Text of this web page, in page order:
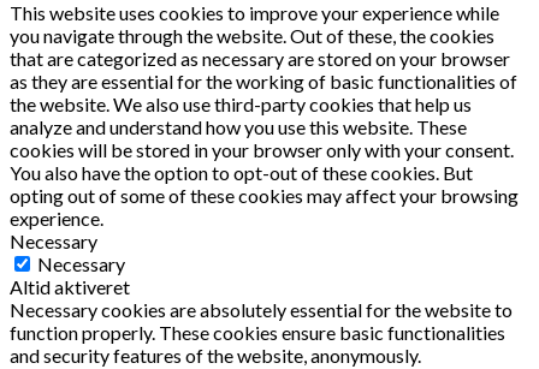
This website uses cookies to improve your experience while
you navigate through the website. Out of these, the cookies
that are categorized as necessary are stored on your browser
as they are essential for the working of basic functionalities of
the website. We also use third-party cookies that help us
analyze and understand how you use this website. These
cookies will be stored in your browser only with your consent.
You also have the option to opt-out of these cookies. But
opting out of some of these cookies may affect your browsing
experience.
Necessary
Necessary
Altid aktiveret
Necessary cookies are absolutely essential for the website to
function properly. These cookies ensure basic functionalities
and security features of the website, anonymously.